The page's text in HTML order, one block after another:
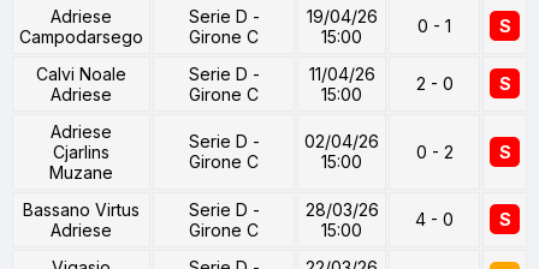
Adriese
Campodarsego
Serie D -
Girone C
19/04/26
15:00
0 - 1 S
Calvi Noale
Adriese
Serie D -
Girone C
11/04/26
15:00
2 - 0 S
Adriese
Cjarlins
Muzane
Serie D -
Girone C
02/04/26
15:00
0 - 2 S
Bassano Virtus
Adriese
Serie D -
Girone C
28/03/26
15:00
4 - 0 S